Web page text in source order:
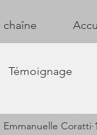
chaîne
Témoignage
Emmanuelle Coratti